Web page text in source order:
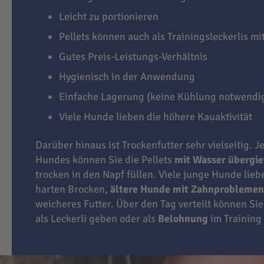
Leicht zu portionieren
Pellets können auch als Trainingsleckerlis
Gutes Preis-Leistungs-Verhältnis
Hygienisch in der Anwendung
Einfache Lagerung (keine Kühlung
Viele Hunde lieben die höhere Kauaktivität
Darüber hinaus ist Trockenfutter sehr vielseitig.
Hundes können Sie die Pellets mit Wasser
trocken in den Napf füllen. Viele junge Hunde
harten Brocken, ältere Hunde mit Zahnproblemen
weicheres Futter. Über den Tag verteilt können
als Leckerli geben oder als Belohnung im